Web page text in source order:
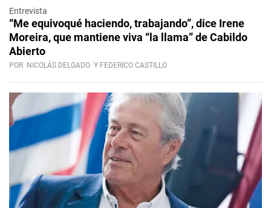
Entrevista
“Me equivoqué haciendo, trabajando”, dice Irene
Moreira, que mantiene viva “la llama” de Cabildo
Abierto
POR NICOLÁS DELGADO Y FEDERICO CASTILLO